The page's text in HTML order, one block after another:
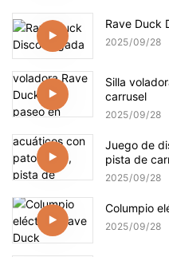
Rave Duck
2025 09 28
Silla
carrusel
2025 09 28
Juego de
pista de
2025 09 28
Columpio
2025 09 28